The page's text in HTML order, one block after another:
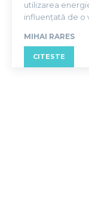
utilizarea
influențată de o
MIHAI RARES
CITESTE